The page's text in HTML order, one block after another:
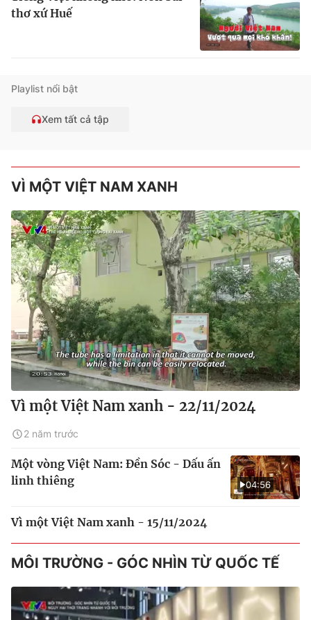
thơ xứ Huế
Playlist nổi bật
Xem tất cả tập
VÌ MỘT VIỆT NAM XANH
Vì một Việt Nam xanh - 22/11/2024
2 năm trước
04:56
Một vòng Việt Nam: Đền Sóc - Dấu ấn
linh thiêng
Vì một Việt Nam xanh - 15/11/2024
MÔI TRƯỜNG - GÓC NHÌN TỪ QUỐC TẾ